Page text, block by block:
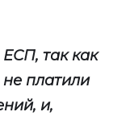
так как
платили
и,